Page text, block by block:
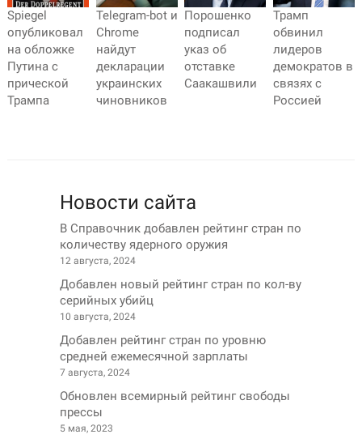
Spiegel
опубликовал
на обложке
Путина с
прической
Трампа
Telegram-bot и
Chrome
найдут
декларации
украинских
чиновников
Порошенко
подписал
указ об
отставке
Саакашвили
Трамп
обвинил
лидеров
демократов в
связях с
Россией
Новости сайта
В Справочник добавлен рейтинг стран по
количеству ядерного оружия
12 августа, 2024
Добавлен новый рейтинг стран по кол-ву
серийных убийц
10 августа, 2024
Добавлен рейтинг стран по уровню
средней ежемесячной зарплаты
7 августа, 2024
Обновлен всемирный рейтинг свободы
прессы
5 мая, 2023